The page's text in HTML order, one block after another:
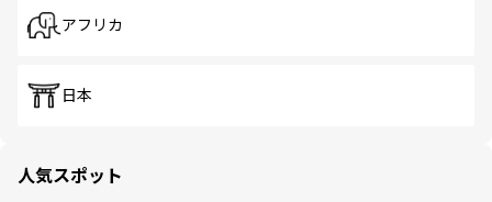
アフリカ
日本
人気スポット